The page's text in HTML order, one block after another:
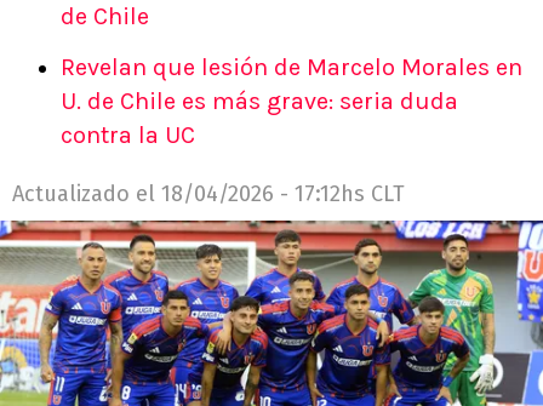
de Chile
Revelan que lesión de Marcelo Morales en
U. de Chile es más grave: seria duda
contra la UC
Actualizado el 18/04/2026 - 17:12hs CLT